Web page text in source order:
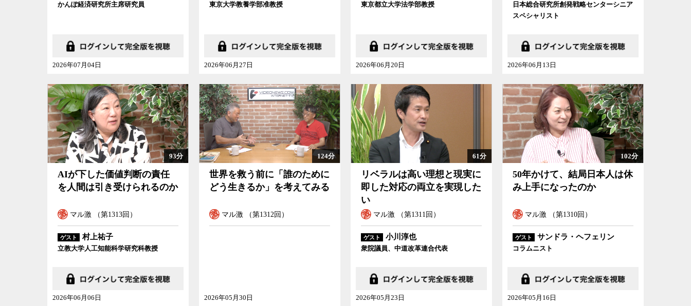
かんぽ経済研究所主席研究員
2026年07月04日
東京大学教養学部准教授
2026年06月27日
東京都立大学法学部教授
2026年06月20日
日本総合研究所創発戦略センターシニア
スペシャリスト
2026年06月13日
93分
AIが下した価値判断の責任
を人間は引き受けられるのか
マル激 （第1313回）
ゲスト 村上祐子
立教大学人工知能科学研究科教授
2026年06月06日
124分
世界を救う前に「誰のために
どう生きるか」を考えてみる
マル激 （第1312回）
2026年05月30日
61分
リベラルは高い理想と現実に
即した対応の両立を実現した
い
マル激 （第1311回）
ゲスト 小川淳也
衆院議員、中道改革連合代表
2026年05月23日
102分
50年かけて、結局日本人は休
み上手になったのか
マル激 （第1310回）
ゲスト サンドラ・ヘフェリン
コラムニスト
2026年05月16日